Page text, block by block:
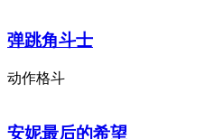
弹跳角斗士
动作格斗
安妮最后的希望